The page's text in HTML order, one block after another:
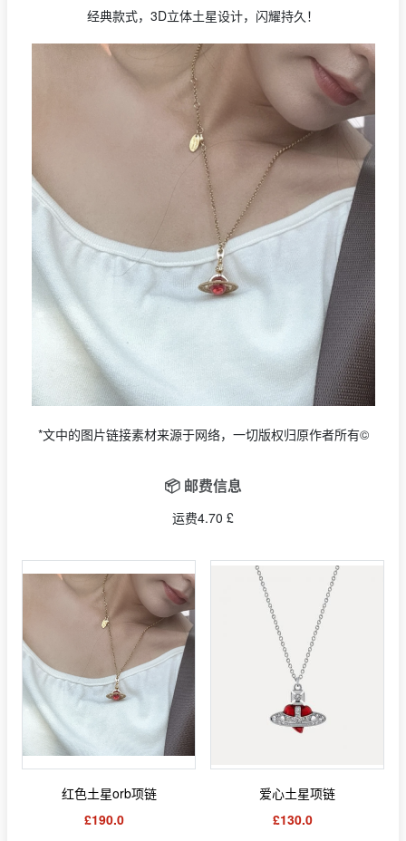
经典款式，3D立体土星设计，闪耀持久！
*文中的图片链接素材来源于网络，一切版权归原作者所有©
📦 邮费信息
运费4.70 £
红色土星orb项链
£190.0
爱心土星项链
£130.0